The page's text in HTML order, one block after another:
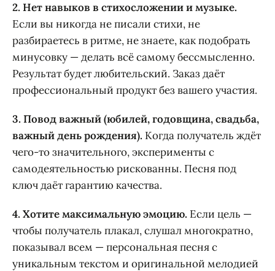
2. Нет навыков в стихосложении и музыке.
Если вы никогда не писали стихи, не
разбираетесь в ритме, не знаете, как подобрать
минусовку — делать всё самому бессмысленно.
Результат будет любительский. Заказ даёт
профессиональный продукт без вашего участия.
3. Повод важный (юбилей, годовщина, свадьба,
важный день рождения). Когда получатель ждёт
чего-то значительного, эксперименты с
самодеятельностью рискованны. Песня под
ключ даёт гарантию качества.
4. Хотите максимальную эмоцию. Если цель —
чтобы получатель плакал, слушал многократно,
показывал всем — персональная песня с
уникальным текстом и оригинальной мелодией